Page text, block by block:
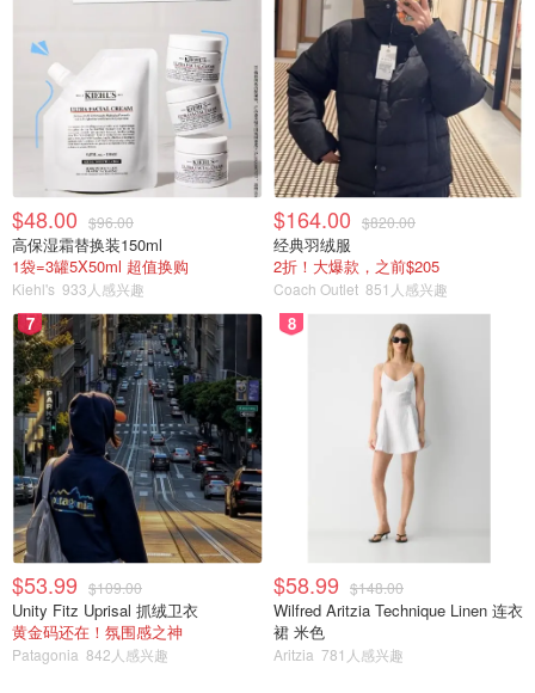
$48.00 $96.00
高保湿霜替换装150ml
1袋=3罐5X50ml 超值换购
Kiehl's 933人感兴趣
$164.00 $820.00
经典羽绒服
2折！大爆款，之前$205
Coach Outlet 851人感兴趣
7
$53.99 $109.00
Unity Fitz Uprisal 抓绒卫衣
黄金码还在！氛围感之神
Patagonia 842人感兴趣
8
$58.99 $148.00
Wilfred Aritzia Technique Linen 连衣
裙 米色
Aritzia 781人感兴趣